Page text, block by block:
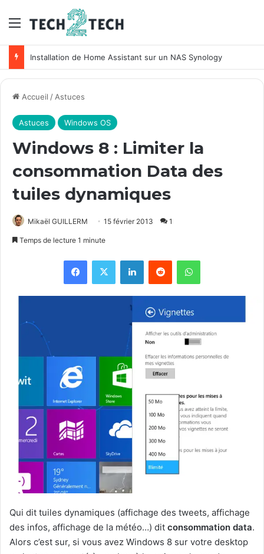
Menu
Installation de Home Assistant sur un NAS Synology
Accueil /Astuces
Astuces Windows OS
Windows 8 : Limiter la
consommation Data des
tuiles dynamiques
Mikaël GUILLERM 15 février 2013 1
Temps de lecture 1 minute
Qui dit tuiles dynamiques (affichage des tweets, affichage
des infos, affichage de la météo…) dit consommation data.
Alors c’est sur, si vous avez Windows 8 sur votre desktop